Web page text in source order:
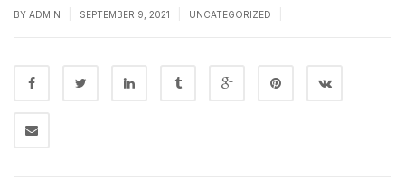
BY ADMIN SEPTEMBER 9, 2021 UNCATEGORIZED